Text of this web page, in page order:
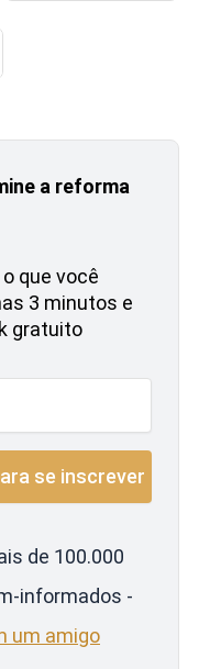
a reforma
que você
3 minutos e
gratuito
de 100.000
informados -
um amigo